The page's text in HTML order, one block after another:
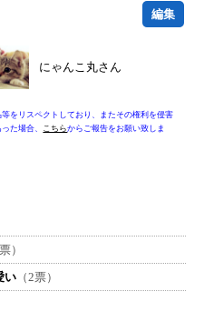
編集
にゃんこ丸さん
をリスペクトしており、またその権利を侵害
た場合、
こちらからご報告をお願い致しま
）
い （2票）